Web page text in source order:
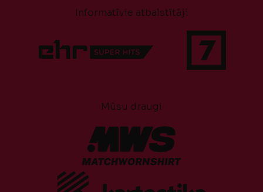
Informatīvie atbalstītāji
Mūsu draugi